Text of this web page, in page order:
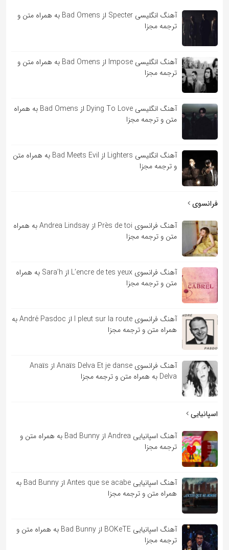
آهنگ انگلیسی Specter از Bad Omens به همراه متن و
ترجمه مجزا
آهنگ انگلیسی Impose از Bad Omens به همراه متن و
ترجمه مجزا
آهنگ انگلیسی Dying To Love از Bad Omens به همراه
متن و ترجمه مجزا
آهنگ انگلیسی Lighters از Bad Meets Evil به همراه متن
و ترجمه مجزا
فرانسوی
آهنگ فرانسوی Près de toi از Andrea Lindsay به همراه
متن و ترجمه مجزا
آهنگ فرانسوی L’encre de tes yeux از Sara’h به همراه
متن و ترجمه مجزا
آهنگ فرانسوی l pleut sur la route از André Pasdoc به
همراه متن و ترجمه مجزا
آهنگ فرانسوی Anaïs Delva Et je danse از Anaïs
Delva به همراه متن و ترجمه مجزا
اسپانیایی
آهنگ اسپانیایی Andrea از Bad Bunny به همراه متن و
ترجمه مجزا
آهنگ اسپانیایی Antes que se acabe از Bad Bunny به
همراه متن و ترجمه مجزا
آهنگ اسپانیایی BOKeTE از Bad Bunny به همراه متن و
ترجمه مجزا